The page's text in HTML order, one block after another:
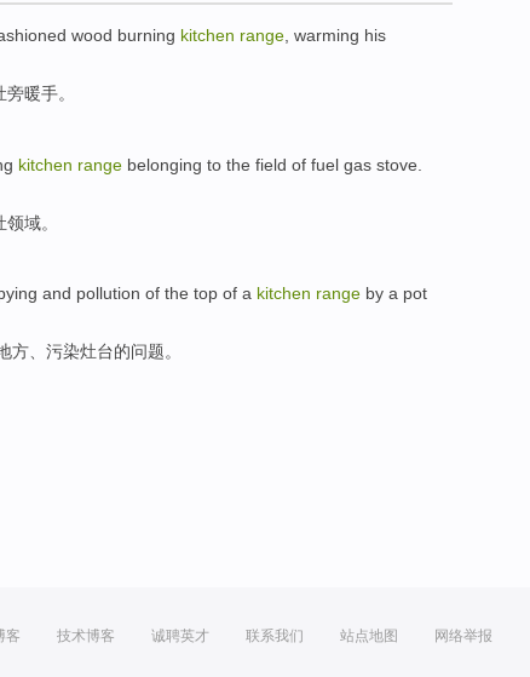
wood burning kitchen range warming his
旁暖手。
kitchen range belonging to the field of fuel gas stove
领域。
and pollution of the top of a kitchen range by a pot
方、 污染灶台的问题。
客 技术博客 诚聘英才 联系我们 站点地图 网络举报